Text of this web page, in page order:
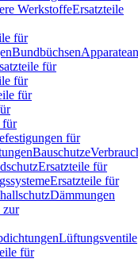
WerkstoffeErsatzteile
für
Bundbüchsen
für
für
für
für
für
Bauschutze
Ersatzteile für
Ersatzteile für
Dämmungen
zur
Lüftungsventile
für